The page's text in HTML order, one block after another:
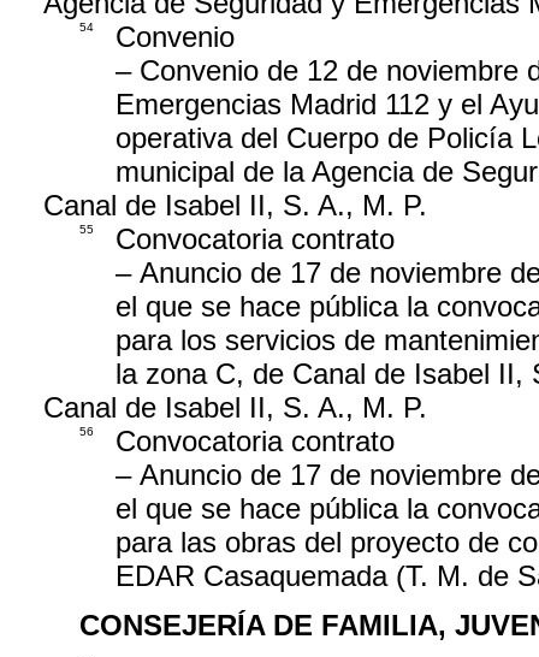
54
Convenio
– Convenio de 12 de noviembre
Emergencias Madrid 112 y el
operativa del Cuerpo de Policía
municipal de la Agencia de
Canal de Isabel II, S. A., M. P.
55
Convocatoria contrato
– Anuncio de 17 de noviembre
el que se hace pública la
para los servicios de
la zona C, de Canal de Isabel II,
Canal de Isabel II, S. A., M. P.
56
Convocatoria contrato
– Anuncio de 17 de noviembre
el que se hace pública la
para las obras del proyecto de
EDAR Casaquemada (T. M. de
CONSEJERÍA DE FAMILIA,